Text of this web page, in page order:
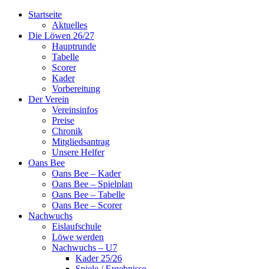
Startseite
Aktuelles
Die Löwen 26/27
Hauptrunde
Tabelle
Scorer
Kader
Vorbereitung
Der Verein
Vereinsinfos
Preise
Chronik
Mitgliedsantrag
Unsere Helfer
Oans Bee
Oans Bee – Kader
Oans Bee – Spielplan
Oans Bee – Tabelle
Oans Bee – Scorer
Nachwuchs
Eislaufschule
Löwe werden
Nachwuchs – U7
Kader 25/26